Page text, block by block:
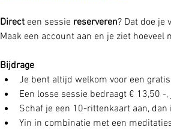
Direct een sessie reserveren? Dat doe je
Maak een account aan en je ziet hoeveel
Bijdrage
Je bent altijd welkom voor een
Een losse sessie bedraagt € 13,50
Schaf je een 10-rittenkaart aan,
Yin in combinatie met een